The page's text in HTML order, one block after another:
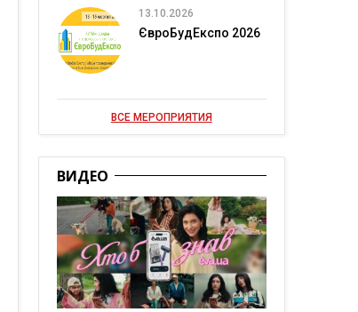
13.10.2026
ЄвроБудЕкспо 2026
ВСЕ МЕРОПРИЯТИЯ
ВИДЕО